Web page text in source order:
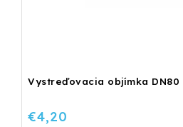
Vystreďovacia objímka DN80
€4,20